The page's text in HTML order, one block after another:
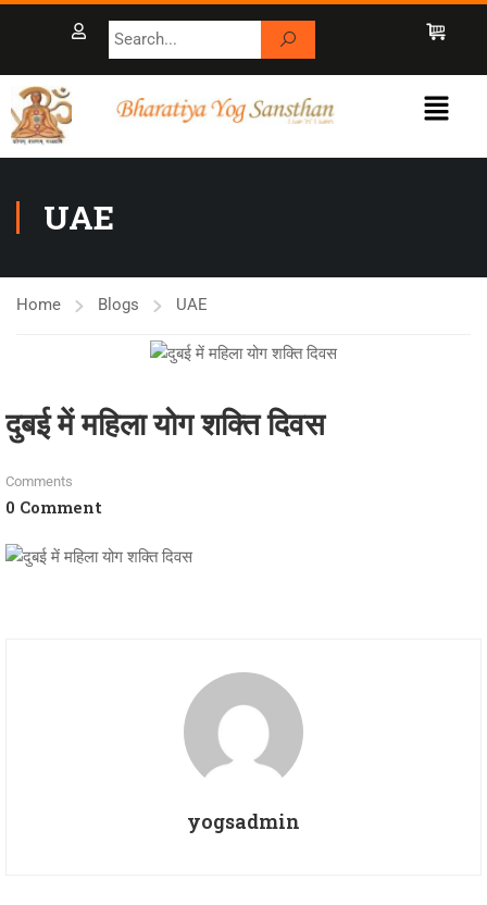
UAE
Home Blogs UAE
दुबई में महिला योग शक्ति दिवस
Comments
0 Comment
yogsadmin